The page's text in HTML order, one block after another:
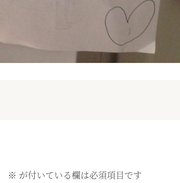
※ が付いている欄は必須項目です